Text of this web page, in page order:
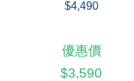
$4,490
優惠價
$3,590